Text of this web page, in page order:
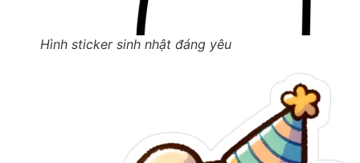
Hình sticker sinh nhật đáng yêu